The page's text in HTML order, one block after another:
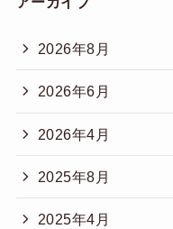
2026年8月
2026年6月
2026年4月
2025年8月
2025年4月